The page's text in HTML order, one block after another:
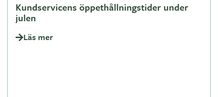
Kundservicens öppethållningstider under
julen
Läs mer